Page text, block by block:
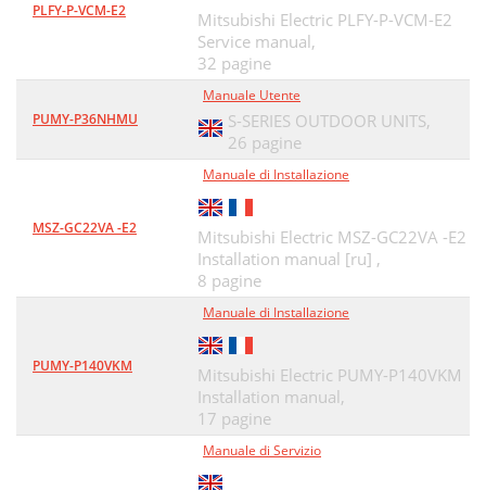
PLFY-P-VCM-E2
Mitsubishi Electric PLFY-P-VCM-E2
Service manual,
32 pagine
PUMY-P36NHMU
Manuale Utente
S-SERIES OUTDOOR UNITS,
26 pagine
MSZ-GC22VA -E2
Manuale di Installazione
Mitsubishi Electric MSZ-GC22VA -E2
Installation manual [ru] ,
8 pagine
PUMY-P140VKM
Manuale di Installazione
Mitsubishi Electric PUMY-P140VKM
Installation manual,
17 pagine
Manuale di Servizio